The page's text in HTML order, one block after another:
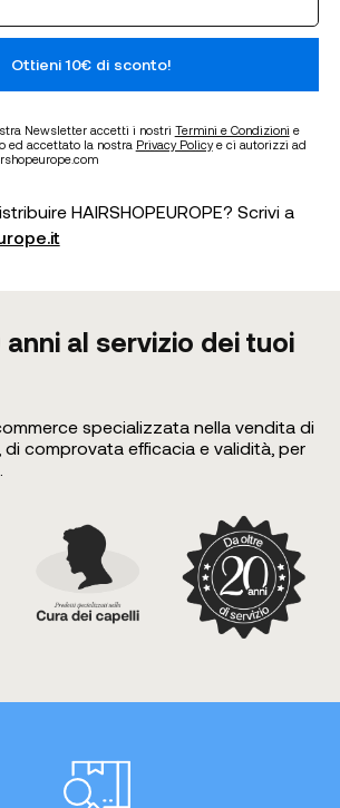
Ottieni 10€ di sconto!
Newsletter accetti i nostri Termini e Condizioni e
ed accettato la nostra Privacy Policye ci autorizzi ad
HAIRSHOPEUROPE? Scrivi a
al servizio dei tuoi
specializzata nella vendita di
comprovata efficacia e validità, per